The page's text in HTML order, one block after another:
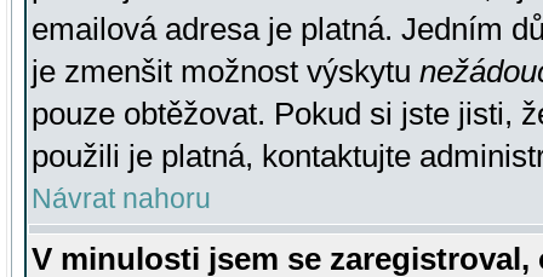
emailová adresa je platná. Jedním
je zmenšit možnost výskytu
pouze obtěžovat. Pokud si jste jisti,
použili je platná, kontaktujte
Návrat nahoru
V minulosti jsem se